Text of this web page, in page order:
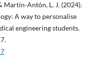
Martín-Antón, L. J. (2024).
A way to personalise
engineering students.